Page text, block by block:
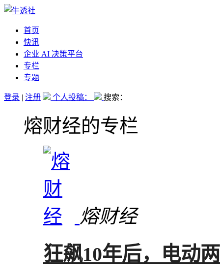
首页
快讯
企业 AI 决策平台
专栏
专题
登录 | 注册 个人投稿： 搜索：
熔财经的专栏
熔财经
狂飙10年后，电动